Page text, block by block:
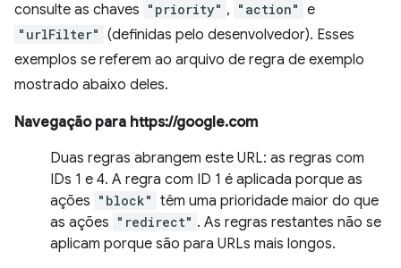
consulte as chaves "priority" , "action" e
"urlFilter" (definidas pelo desenvolvedor). Esses
exemplos se referem ao arquivo de regra de exemplo
mostrado abaixo deles.
Navegação para https://google.com
Duas regras abrangem este URL: as regras com
IDs 1 e 4. A regra com ID 1 é aplicada porque as
ações "block" têm uma prioridade maior do que
as ações "redirect" . As regras restantes não se
aplicam porque são para URLs mais longos.